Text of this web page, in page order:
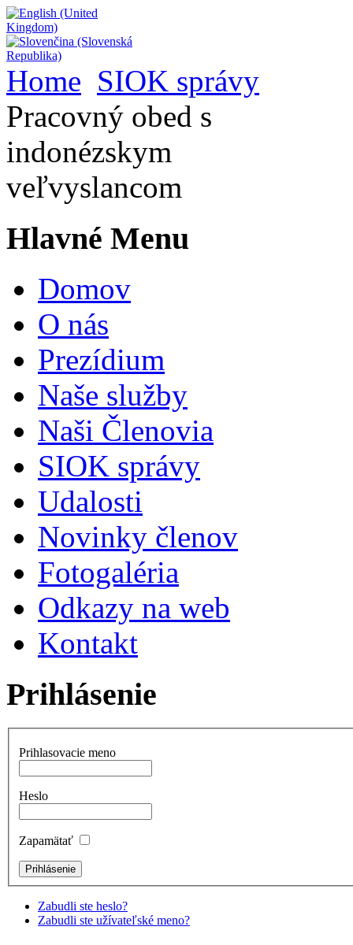
Home SIOK správy
Pracovný obed s
indonézskym
veľvyslancom
Hlavné Menu
Domov
O nás
Prezídium
Naše služby
Naši Členovia
SIOK správy
Udalosti
Novinky členov
Fotogaléria
Odkazy na web
Kontakt
Prihlásenie
Prihlasovacie meno
Heslo
Zapamätať
Zabudli ste heslo?
Zabudli ste užívateľské meno?